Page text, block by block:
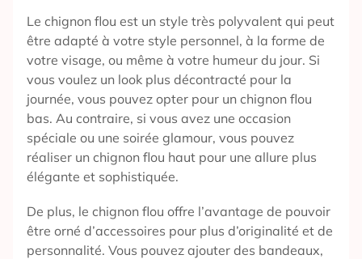
Le chignon flou est un style très polyvalent qui peut
être adapté à votre style personnel, à la forme de
votre visage, ou même à votre humeur du jour. Si
vous voulez un look plus décontracté pour la
journée, vous pouvez opter pour un chignon flou
bas. Au contraire, si vous avez une occasion
spéciale ou une soirée glamour, vous pouvez
réaliser un chignon flou haut pour une allure plus
élégante et sophistiquée.
De plus, le chignon flou offre l’avantage de pouvoir
être orné d’accessoires pour plus d’originalité et de
personnalité. Vous pouvez ajouter des bandeaux,